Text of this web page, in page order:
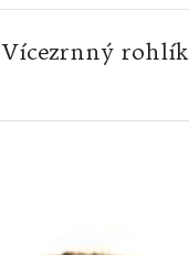
Vícezrnný rohlík